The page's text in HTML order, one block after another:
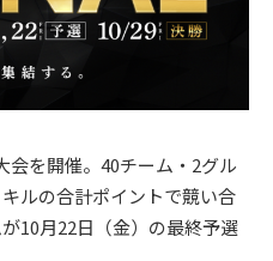
会を開催。40チーム・2グル
ルの合計ポイントで競い合
10月22日（金）の最終予選